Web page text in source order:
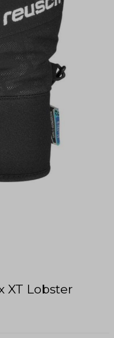
XT Lobster